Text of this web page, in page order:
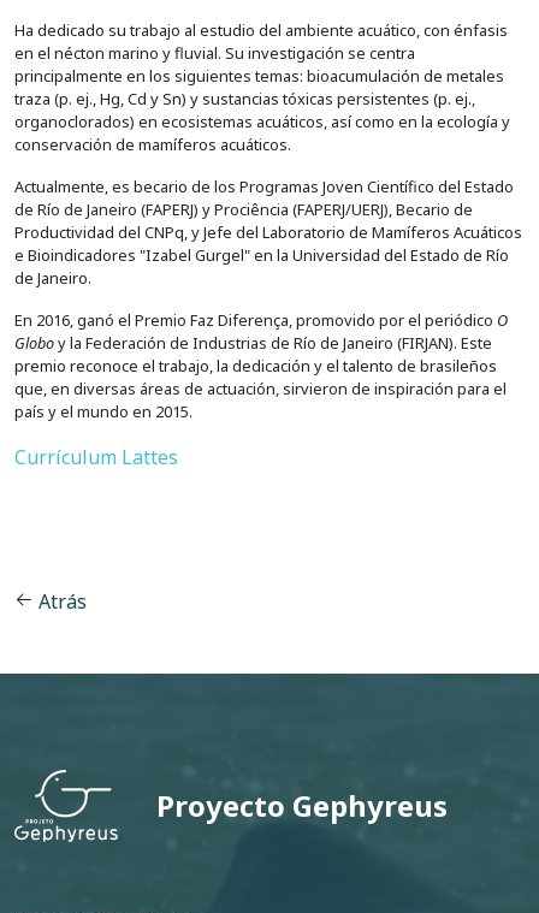
Ha dedicado su trabajo al estudio del ambiente acuático, con énfasis
en el nécton marino y fluvial. Su investigación se centra
principalmente en los siguientes temas: bioacumulación de metales
traza (p. ej., Hg, Cd y Sn) y sustancias tóxicas persistentes (p. ej.,
organoclorados) en ecosistemas acuáticos, así como en la ecología y
conservación de mamíferos acuáticos.
Actualmente, es becario de los Programas Joven Científico del Estado
de Río de Janeiro (FAPERJ) y Prociência (FAPERJ/UERJ), Becario de
Productividad del CNPq, y Jefe del Laboratorio de Mamíferos Acuáticos
e Bioindicadores "Izabel Gurgel" en la Universidad del Estado de Río
de Janeiro.
En 2016, ganó el Premio Faz Diferença, promovido por el periódico O
Globoy la Federación de Industrias de Río de Janeiro (FIRJAN). Este
premio reconoce el trabajo, la dedicación y el talento de brasileños
que, en diversas áreas de actuación, sirvieron de inspiración para el
país y el mundo en 2015.
Currículum Lattes
Atrás
Proyecto Gephyreus